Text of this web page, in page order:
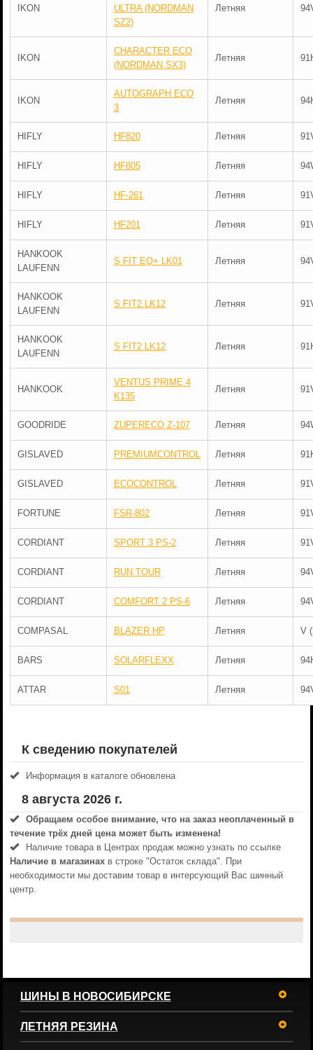
IKON
ULTRA (NORDMAN
SZ2)
Летняя
IKON
CHARACTER ECO
(NORDMAN SX3)
Летняя
IKON
AUTOGRAPH ECO
3
Летняя
HIFLY HF820 Летняя
HIFLY HF805 Летняя
HIFLY HF-261 Летняя
HIFLY HF201 Летняя
HANKOOK
LAUFENN
S FIT EQ+ LK01 Летняя
HANKOOK
LAUFENN
S FIT2 LK12 Летняя
HANKOOK
LAUFENN
S FIT2 LK12 Летняя
HANKOOK
VENTUS PRIME 4
K135
Летняя
GOODRIDE ZUPERECO Z-107 Летняя
GISLAVED PREMIUMCONTROL Летняя
GISLAVED ECOCONTROL Летняя
FORTUNE FSR-802 Летняя
CORDIANT SPORT 3 PS-2 Летняя
CORDIANT RUN TOUR Летняя
CORDIANT COMFORT 2 PS-6 Летняя
COMPASAL BLAZER HP Летняя V
BARS SOLARFLEXX Летняя
ATTAR S01 Летняя
К сведению покупателей
Информация в каталоге обновлена
8 августа 2026 г.
Обращаем особое внимание, что на заказ неоплаченный в
течениe трёх дней цена может быть изменена!
Наличие товара в Центрах продаж можно узнать по ссылке
Наличие в магазинахв строке "Остаток склада". При
необходимости мы доставим товар в интерсующий Вас шинный
центр.
ШИНЫ В НОВОСИБИРСКЕ
ЛЕТНЯЯ РЕЗИНА